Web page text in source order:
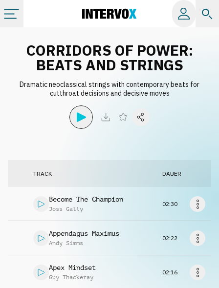
Alle Alben
Musikanfrage
CORRIDORS OF POWER:
BEATS AND STRINGS
Dramatic neoclassical strings with contemporary beats for
cutthroat decisions and decisive moves
TRACK DAUER
Become The Champion
Joss Gally
02:30
Appendagus Maximus
Andy Simms
02:22
Apex Mindset
Guy Thackeray
02:16